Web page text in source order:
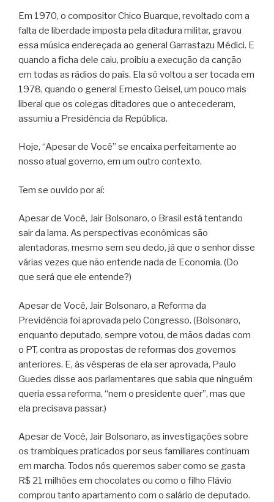
Em 1970, o compositor Chico Buarque, revoltado com a
falta de liberdade imposta pela ditadura militar, gravou
essa música endereçada ao general Garrastazu Médici. E
quando a ficha dele caiu, proibiu a execução da canção
em todas as rádios do país. Ela só voltou a ser tocada em
1978, quando o general Ernesto Geisel, um pouco mais
liberal que os colegas ditadores que o antecederam,
assumiu a Presidência da República.
Hoje, “Apesar de Você” se encaixa perfeitamente ao
nosso atual governo, em um outro contexto.
Tem se ouvido por aí:
Apesar de Você, Jair Bolsonaro, o Brasil está tentando
sair da lama. As perspectivas econômicas são
alentadoras, mesmo sem seu dedo, já que o senhor disse
várias vezes que não entende nada de Economia. (Do
que será que ele entende?)
Apesar de Você, Jair Bolsonaro, a Reforma da
Previdência foi aprovada pelo Congresso. (Bolsonaro,
enquanto deputado, sempre votou, de mãos dadas com
o PT, contra as propostas de reformas dos governos
anteriores. E, às vésperas de ela ser aprovada, Paulo
Guedes disse aos parlamentares que sabia que ninguém
queria essa reforma, “nem o presidente quer”, mas que
ela precisava passar.)
Apesar de Você, Jair Bolsonaro, as investigações sobre
os trambiques praticados por seus familiares continuam
em marcha. Todos nós queremos saber como se gasta
R$ 21 milhões em chocolates ou como o filho Flávio
comprou tanto apartamento com o salário de deputado.